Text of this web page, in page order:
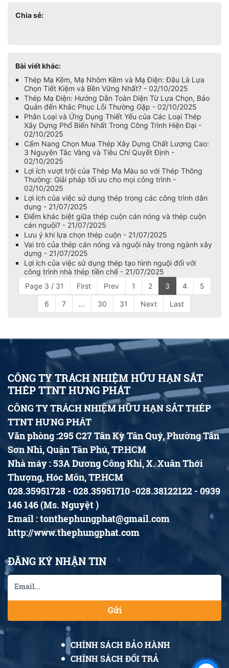
Chia sẻ:
Bài viết khác:
Thép Mạ Kẽm, Mạ Nhôm Kẽm và Mạ Điện: Đâu Là Lựa
Chọn Tiết Kiệm và Bền Vững Nhất? - 02/10/2025
Thép Mạ Điện: Hướng Dẫn Toàn Diện Từ Lựa Chọn, Bảo
Quản đến Khắc Phục Lỗi Thường Gặp - 02/10/2025
Phân Loại và Ứng Dụng Thiết Yếu của Các Loại Thép
Xây Dựng Phổ Biến Nhất Trong Công Trình Hiện Đại -
02/10/2025
Cẩm Nang Chọn Mua Thép Xây Dựng Chất Lượng Cao:
3 Nguyên Tắc Vàng và Tiêu Chí Quyết Định -
02/10/2025
Lợi ích vượt trội của Thép Mạ Màu so với Thép Thông
Thường: Giải pháp tối ưu cho mọi công trình -
02/10/2025
Lợi ích của việc sử dụng thép trong các công trình dân
dụng - 21/07/2025
Điểm khác biệt giữa thép cuộn cán nóng và thép cuộn
cán nguội? - 21/07/2025
Lưu ý khi lựa chọn thép cuộn - 21/07/2025
Vai trò của thép cán nóng và nguội này trong ngành xây
dựng - 21/07/2025
Lợi ích của việc sử dụng thép tạo hình nguội đối với
công trình nhà thép tiền chế - 21/07/2025
Page 3 / 31
First Prev 1 2 3 4 5
6 7 ... 30 31 Next Last
CÔNG TY TRÁCH NHIỆM HỮU HẠN SẮT
THÉP TTNT HƯNG PHÁT
CÔNG TY TRÁCH NHIỆM HỮU HẠN SẮT THÉP
TTNT HƯNG PHÁT
Văn phòng :295 C27 Tân Kỳ Tân Quý, Phường Tân
Sơn Nhì, Quận Tân Phú, TP.HCM
Nhà máy : 53A Dương Công Khi, X. Xuân Thới
Thượng, Hóc Môn, TP.HCM
028.35951728 - 028.35951710 -028.38122122 - 0939
146 146 (Ms. Nguyệt )
Email : tonthephungphat@gmail.com
http://www.thephungphat.com
ĐĂNG KÝ NHẬN TIN
Gửi
CHÍNH SÁCH BẢO HÀNH
CHÍNH SÁCH ĐỔI TRẢ